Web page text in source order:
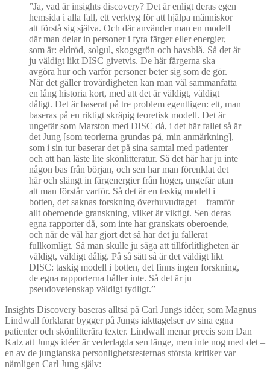
”Ja, vad är insights discovery? Det är enligt deras egen
hemsida i alla fall, ett verktyg för att hjälpa människor
att förstå sig själva. Och där använder man en modell
där man delar in personer i fyra färger eller energier,
som är: eldröd, solgul, skogsgrön och havsblå. Så det är
ju väldigt likt DISC givetvis. De här färgerna ska
avgöra hur och varför personer beter sig som de gör.
När det gäller trovärdigheten kan man väl sammanfatta
en lång historia kort, med att det är väldigt, väldigt
dåligt. Det är baserat på tre problem egentligen: ett, man
baseras på en riktigt skräpig teoretisk modell. Det är
ungefär som Marston med DISC då, i det här fallet så är
det Jung [som teorierna grundas på, min anmärkning],
som i sin tur baserar det på sina samtal med patienter
och att han läste lite skönlitteratur. Så det här har ju inte
någon bas från början, och sen har man förenklat det
här och slängt in färgenergier från höger, ungefär utan
att man förstår varför. Så det är en taskig modell i
botten, det saknas forskning överhuvudtaget – framför
allt oberoende granskning, vilket är viktigt. Sen deras
egna rapporter då, som inte har granskats oberoende,
och när de väl har gjort det så har det ju fallerat
fullkomligt. Så man skulle ju säga att tillförlitligheten är
väldigt, väldigt dålig. På så sätt så är det väldigt likt
DISC: taskig modell i botten, det finns ingen forskning,
de egna rapporterna håller inte. Så det är ju
pseudovetenskap väldigt tydligt.”
Insights Discovery baseras alltså på Carl Jungs idéer, som Magnus
Lindwall förklarar bygger på Jungs iakttagelser av sina egna
patienter och skönlitterära texter. Lindwall menar precis som Dan
Katz att Jungs idéer är vederlagda sen länge, men inte nog med det –
en av de jungianska personlighetstesternas största kritiker var
nämligen Carl Jung själv: